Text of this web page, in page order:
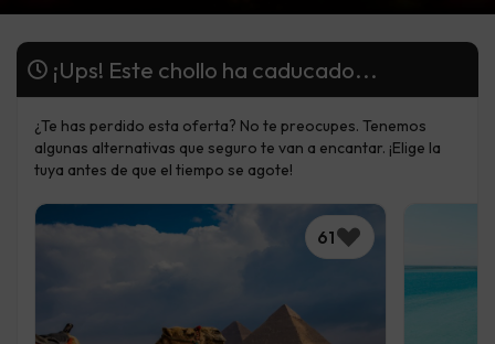
¡Ups! Este chollo ha caducado...
¿Te has perdido esta oferta? No te preocupes. Tenemos
algunas alternativas que seguro te van a encantar. ¡Elige la
tuya antes de que el tiempo se agote!
61